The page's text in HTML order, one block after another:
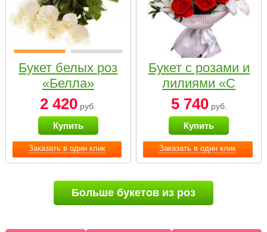
Заказать в один клик
Букет белых роз
«Белла»
2 420 руб.
Купить
Заказать в один клик
Букет с розами и
лилиями «С
наилучшими
пожеланиями»
5 740руб.
Купить
Больше букетов из роз